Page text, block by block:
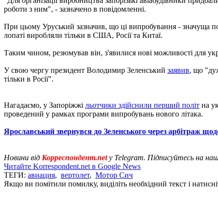
роботи з ним", - зазначено в повідомленні.
При цьому Уруський зазначив, що ці випробування - значуща
лопаті виробляли тільки в США, Росії та Китаї.
Таким чином, резюмував він, з'явилися нові можливості для
У свою чергу президент Володимир Зеленський заявив, що
тільки в Росії".
Нагадаємо, у Запоріжжі льотчики здійснили перший політ на
проведений у рамках програми випробувань нового літака.
Ярославський звернувся до Зеленського через арбітраж
Новини від Корреспондент.netу Telegram. Підписуйтесь на
Читайте Korrespondent.net в Google News
ТЕГИ: авиация, вертолет, Мотор Сич
Якщо ви помітили помилку, виділіть необхідний текст і